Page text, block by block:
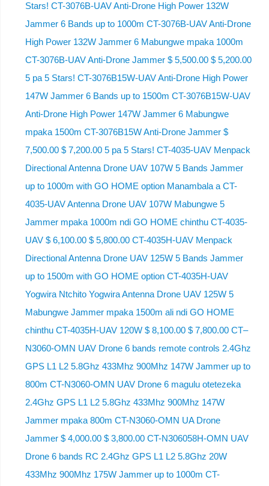
Stars! CT-3076B-UAV Anti-Drone High Power 132W
Jammer 6 Bands up to 1000m CT-3076B-UAV Anti-Drone
High Power 132W Jammer 6 Mabungwe mpaka 1000m
CT-3076B-UAV Anti-Drone Jammer $ 5,500.00 $ 5,200.00
5 pa 5 Stars! CT-3076B15W-UAV Anti-Drone High Power
147W Jammer 6 Bands up to 1500m CT-3076B15W-UAV
Anti-Drone High Power 147W Jammer 6 Mabungwe
mpaka 1500m CT-3076B15W Anti-Drone Jammer $
7,500.00 $ 7,200.00 5 pa 5 Stars! CT-4035-UAV Menpack
Directional Antenna Drone UAV 107W 5 Bands Jammer
up to 1000m with GO HOME option Manambala a CT-
4035-UAV Antenna Drone UAV 107W Mabungwe 5
Jammer mpaka 1000m ndi GO HOME chinthu CT-4035-
UAV $ 6,100.00 $ 5,800.00 CT-4035H-UAV Menpack
Directional Antenna Drone UAV 125W 5 Bands Jammer
up to 1500m with GO HOME option CT-4035H-UAV
Yogwira Ntchito Yogwira Antenna Drone UAV 125W 5
Mabungwe Jammer mpaka 1500m ali ndi GO HOME
chinthu CT-4035H-UAV 120W $ 8,100.00 $ 7,800.00 CT–
N3060-OMN UAV Drone 6 bands remote controls 2.4Ghz
GPS L1 L2 5.8Ghz 433Mhz 900Mhz 147W Jammer up to
800m CT-N3060-OMN UAV Drone 6 magulu otetezeka
2.4Ghz GPS L1 L2 5.8Ghz 433Mhz 900Mhz 147W
Jammer mpaka 800m CT-N3060-OMN UA Drone
Jammer $ 4,000.00 $ 3,800.00 CT-N306058H-OMN UAV
Drone 6 bands RC 2.4Ghz GPS L1 L2 5.8Ghz 20W
433Mhz 900Mhz 175W Jammer up to 1000m CT-